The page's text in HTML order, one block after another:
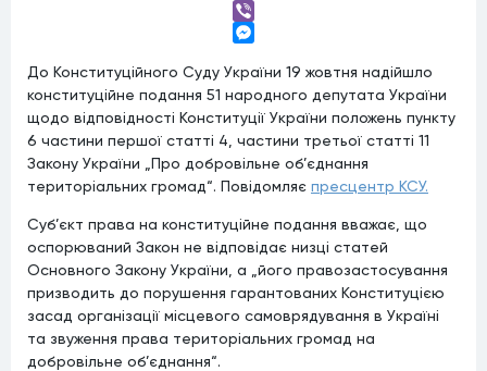
Telegram
Viber
До Конституційного Суду України 19 жовтня надійшло
конституційне подання 51 народного депутата України
щодо відповідності Конституції України положень пункту
6 частини першої статті 4, частини третьої статті 11
Закону України „Про добровільне об’єднання
територіальних громад“. Повідомляє пресцентр КСУ.
Суб’єкт права на конституційне подання вважає, що
оспорюваний Закон не відповідає низці статей
Основного Закону України, а „його правозастосування
призводить до порушення гарантованих Конституцією
засад організації місцевого самоврядування в Україні
та звуження права територіальних громад на
добровільне об’єднання“.